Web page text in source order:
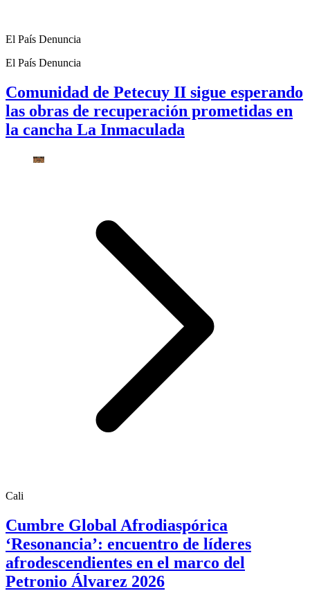
El País Denuncia
El País Denuncia
Comunidad de Petecuy II sigue esperando
las obras de recuperación prometidas en
la cancha La Inmaculada
Cali
Cumbre Global Afrodiaspórica
‘Resonancia’: encuentro de líderes
afrodescendientes en el marco del
Petronio Álvarez 2026